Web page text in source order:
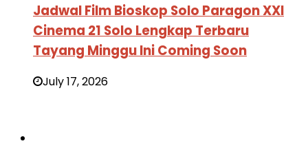
Jadwal Film Bioskop Solo Paragon XXI
Cinema 21 Solo Lengkap Terbaru
Tayang Minggu Ini Coming Soon
July 17, 2026